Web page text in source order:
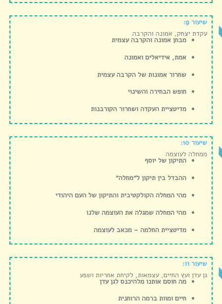
שיעור 9:
עקדת יצחק, אמונה והקרבה
מבחן אמונה והקרבה עצמית
אמת, אידיאלים ואמונה
שחרור אמונות של הקרבה עצמית
חופש הבחירה והשינוי
מדיטציית העקדה ושחרור הקורבנות
שיעור 10:
ממחלה לעוצמה
התיקון של יוסף
ההבדל בין תיקון ל״מחלה״
מהי המחלה הקולקטיבית והתיקון של העם היהודי
מהי המחלה שמגלה את העוצמה שלנו
מדיטציית החלמה – מכאב לעוצמה
שיעור 11:
גן עדן ועץ החיים, עצמאות, לקיחת אחריות ושפע
מה חוסם אותנו מלהיכנס לגן עדן
חיים ומוות ברמה הרוחנית